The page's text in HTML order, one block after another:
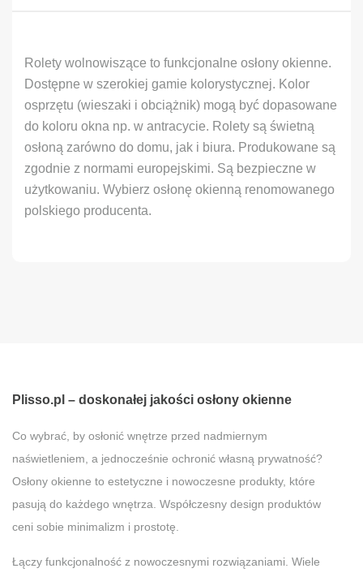
Rolety wolnowiszące to funkcjonalne osłony okienne.
Dostępne w szerokiej gamie kolorystycznej. Kolor
osprzętu (wieszaki i obciążnik) mogą być dopasowane
do koloru okna np. w antracycie. Rolety są świetną
osłoną zarówno do domu, jak i biura. Produkowane są
zgodnie z normami europejskimi. Są bezpieczne w
użytkowaniu. Wybierz osłonę okienną renomowanego
polskiego producenta.
Plisso.pl – doskonałej jakości osłony okienne
Co wybrać, by osłonić wnętrze przed nadmiernym
naświetleniem, a jednocześnie ochronić własną prywatność?
Osłony okienne to estetyczne i nowoczesne produkty, które
pasują do każdego wnętrza. Współczesny design produktów
ceni sobie minimalizm i prostotę.
Łączy funkcjonalność z nowoczesnymi rozwiązaniami. Wiele